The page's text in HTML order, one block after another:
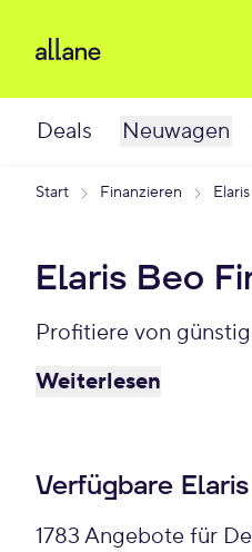
Deals Neuwagen
Start Finanzieren Elaris
Elaris Beo
Profitiere von
Weiterlesen
Verfügbare
1783 Angebote für